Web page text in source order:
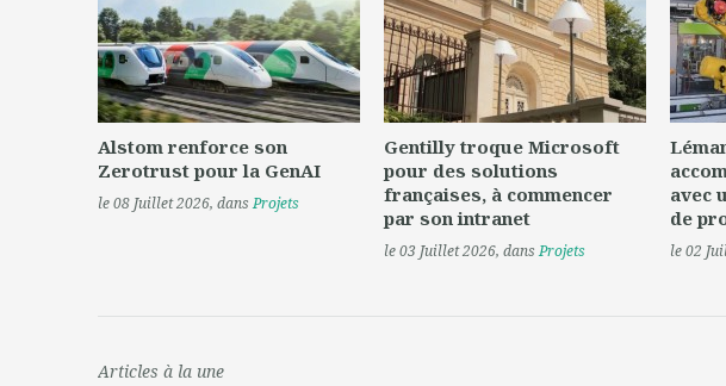
Alstom renforce son
Zerotrust pour la GenAI
le 08 Juillet 2026, dansProjets
Gentilly troque Microsoft
pour des solutions
françaises, à commencer
par son intranet
le 03 Juillet 2026, dansProjets
avec
de
le 02
Articles à la une